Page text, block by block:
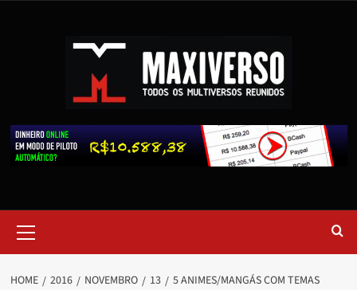
HOME 2016 NOVEMBRO 13
5 ANIMES/MANGÁS COM TEMAS